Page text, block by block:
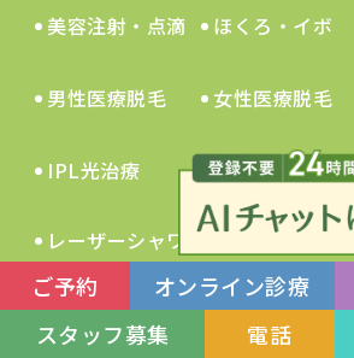
美容注射・点滴 ほくろ・イボ
男性医療脱毛
女性医療脱毛
IPL光治療
トライビーム
レーザーシャワ
ー
リフトアップレー
ザー
ダーマペン4
マッサージピー
ご予約 オンライン診療
スタッフ募集
電話